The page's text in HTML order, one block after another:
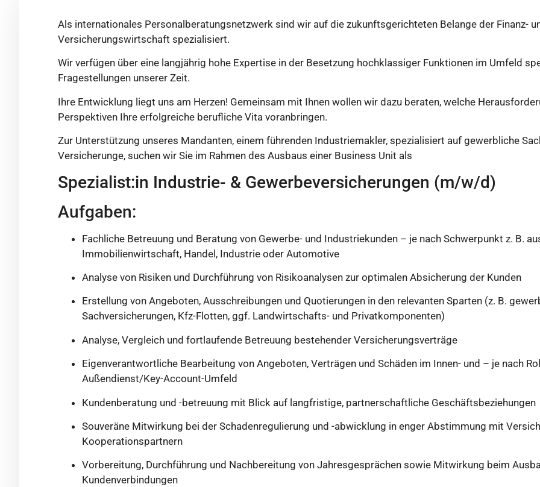
Als internationales Personalberatungsnetzwerk sind wir auf die zukunftsgerichteten Belange der Finanz-
Versicherungswirtschaft spezialisiert.
Wir verfügen über eine langjährig hohe Expertise in der Besetzung hochklassiger Funktionen im Umfeld
Fragestellungen unserer Zeit.
Ihre Entwicklung liegt uns am Herzen! Gemeinsam mit Ihnen wollen wir dazu beraten, welche
Perspektiven Ihre erfolgreiche berufliche Vita voranbringen.
Zur Unterstützung unseres Mandanten, einem führenden Industriemakler, spezialisiert auf gewerbliche
Versicherunge, suchen wir Sie im Rahmen des Ausbaus einer Business Unit als
Spezialist:in Industrie- & Gewerbeversicherungen (m/w/d)
Aufgaben:
Fachliche Betreuung und Beratung von Gewerbe- und Industriekunden – je nach Schwerpunkt z. B.
Immobilienwirtschaft, Handel, Industrie oder Automotive
Analyse von Risiken und Durchführung von Risikoanalysen zur optimalen Absicherung der Kunden
Erstellung von Angeboten, Ausschreibungen und Quotierungen in den relevanten Sparten (z. B.
Sachversicherungen, Kfz-Flotten, ggf. Landwirtschafts- und Privatkomponenten)
Analyse, Vergleich und fortlaufende Betreuung bestehender Versicherungsverträge
Eigenverantwortliche Bearbeitung von Angeboten, Verträgen und Schäden im Innen- und – je nach
Außendienst/Key-Account-Umfeld
Kundenberatung und -betreuung mit Blick auf langfristige, partnerschaftliche Geschäftsbeziehungen
Souveräne Mitwirkung bei der Schadenregulierung und -abwicklung in enger Abstimmung mit
Kooperationspartnern
Vorbereitung, Durchführung und Nachbereitung von Jahresgesprächen sowie Mitwirkung beim
Kundenverbindungen